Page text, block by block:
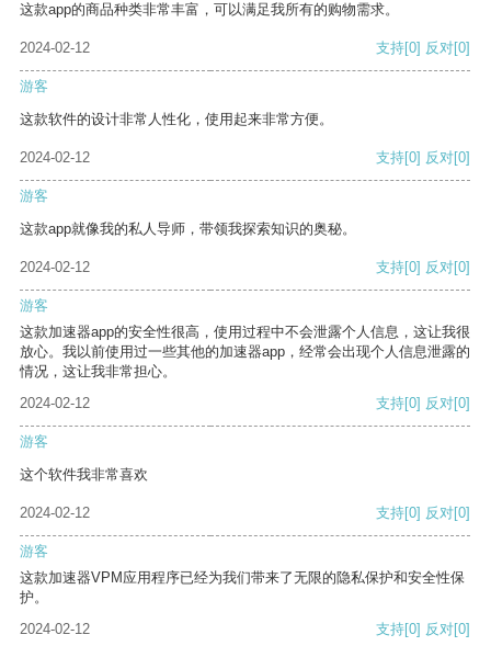
这款app的商品种类非常丰富，可以满足我所有的购物需求。
2024-02-12 支持[0] 反对[0]
游客
这款软件的设计非常人性化，使用起来非常方便。
2024-02-12 支持[0] 反对[0]
游客
这款app就像我的私人导师，带领我探索知识的奥秘。
2024-02-12 支持[0] 反对[0]
游客
这款加速器app的安全性很高，使用过程中不会泄露个人信息，这让我很
放心。我以前使用过一些其他的加速器app，经常会出现个人信息泄露的
情况，这让我非常担心。
2024-02-12
支持[0] 反对[0]
游客
这个软件我非常喜欢
2024-02-12 支持[0] 反对[0]
游客
这款加速器VPM应用程序已经为我们带来了无限的隐私保护和安全性保
护。
2024-02-12
支持[0] 反对[0]